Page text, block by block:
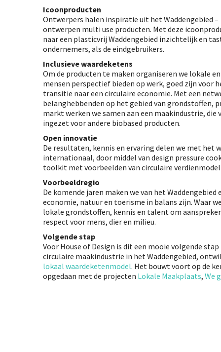
Icoonproducten
Ontwerpers halen inspiratie uit het Waddengebied –
ontwerpen multi use producten. Met deze
naar een plasticvrij Waddengebied inzichtelijk en
ondernemers, als de eindgebruikers.
Inclusieve waardeketens
Om de producten te maken organiseren we lokale
mensen perspectief bieden op werk, goed zijn voor
transitie naar een circulaire economie. Met een
belanghebbenden op het gebied van grondstoffen,
markt werken we samen aan een maakindustrie, die
ingezet voor andere biobased producten.
Open innovatie
De resultaten, kennis en ervaring delen we met het
internationaal, door middel van design pressure
toolkit met voorbeelden van circulaire
Voorbeeldregio
De komende jaren maken we van het
economie, natuur en toerisme in balans zijn. Waar
lokale grondstoffen, kennis en talent om
respect voor mens, dier en milieu.
Volgende stap
Voor House of Design is dit een mooie volgende
circulaire maakindustrie in het Waddengebied,
lokaal waardeketenmodel. Het bouwt voort op de
opgedaan met de projecten Lokale Maakplaats, We